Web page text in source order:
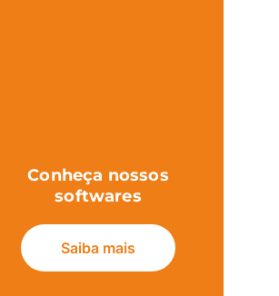
Conheça nossos
softwares
Saiba mais